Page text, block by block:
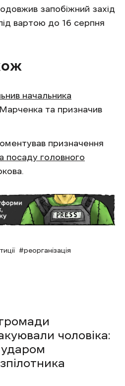
запобіжний захід
вартою до 16 серпня
начальника
Марченка та призначив
призначення
посаду головного
реорганізація
чоловіка:
ударом